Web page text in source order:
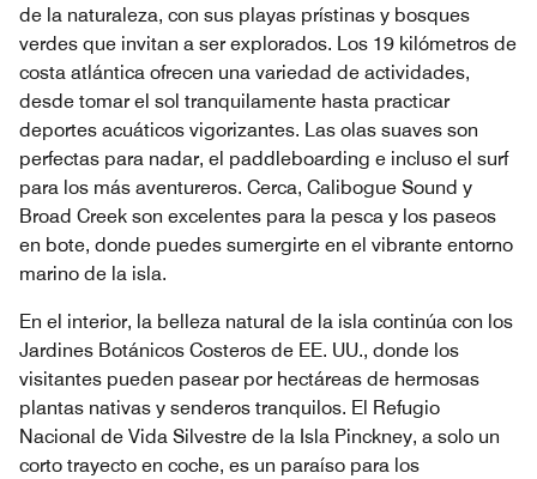
de la naturaleza, con sus playas prístinas y bosques
verdes que invitan a ser explorados. Los 19 kilómetros de
costa atlántica ofrecen una variedad de actividades,
desde tomar el sol tranquilamente hasta practicar
deportes acuáticos vigorizantes. Las olas suaves son
perfectas para nadar, el paddleboarding e incluso el surf
para los más aventureros. Cerca, Calibogue Sound y
Broad Creek son excelentes para la pesca y los paseos
en bote, donde puedes sumergirte en el vibrante entorno
marino de la isla.
En el interior, la belleza natural de la isla continúa con los
Jardines Botánicos Costeros de EE. UU., donde los
visitantes pueden pasear por hectáreas de hermosas
plantas nativas y senderos tranquilos. El Refugio
Nacional de Vida Silvestre de la Isla Pinckney, a solo un
corto trayecto en coche, es un paraíso para los